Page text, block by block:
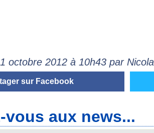
octobre 2012 à 10h43 par
sur Facebook
vous aux news...